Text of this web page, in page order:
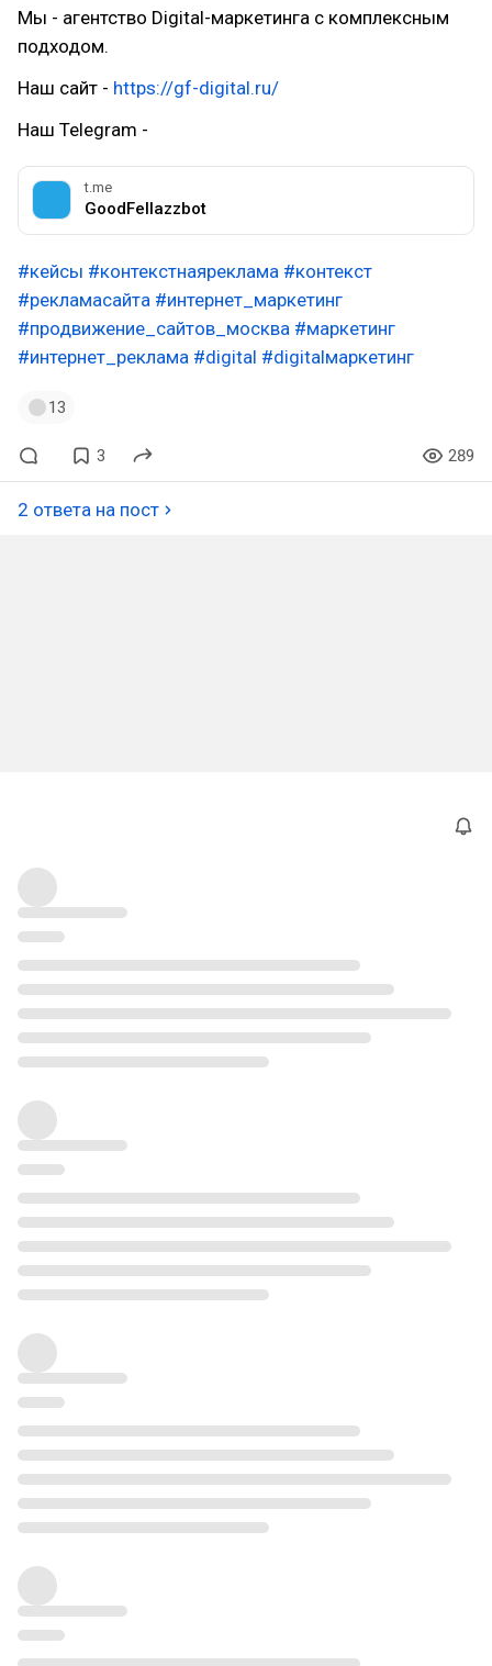
Мы - агентство Digital-маркетинга с комплексным
подходом.
Наш сайт - https://gf-digital.ru/
Наш Telegram -
t.me
GoodFellazzbot
#кейсы #контекстнаяреклама #контекст
#рекламасайта #интернет_маркетинг
#продвижение_сайтов_москва #маркетинг
#интернет_реклама #digital #digitalмаркетинг
13
3 289
2 ответа на пост